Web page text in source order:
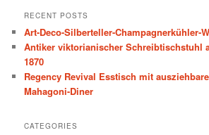
r
h
RECENT POSTS
Art-Deco-Silberteller-Champagnerkühler-
Antiker viktorianischer Schreibtischstuhl
1870
Regency Revival Esstisch mit
Mahagoni-Diner
CATEGORIES